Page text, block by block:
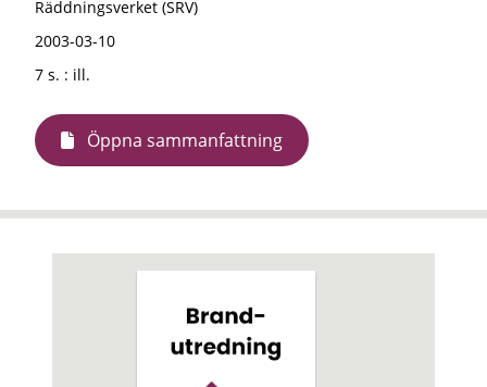
Räddningsverket (SRV)
2003-03-10
7 s. : ill.
Öppna sammanfattning